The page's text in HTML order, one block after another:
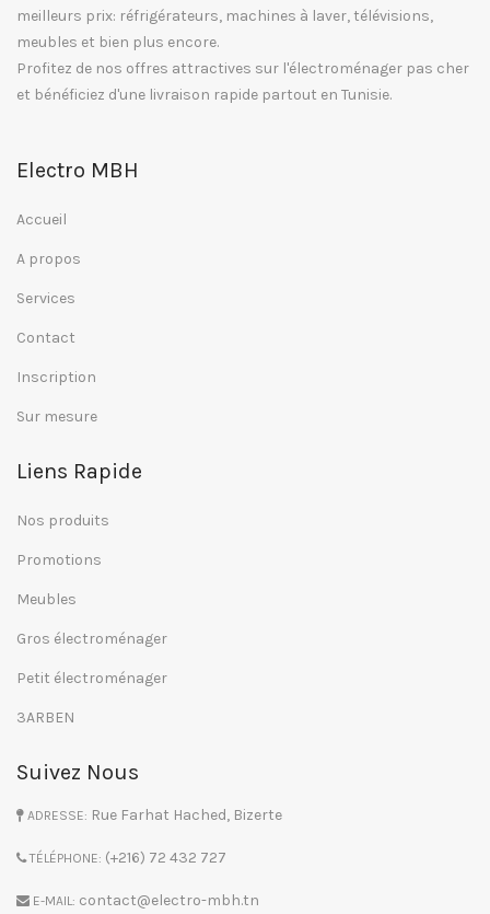
meilleurs prix: réfrigérateurs, machines à laver, télévisions,
meubles et bien plus encore.
Profitez de nos offres attractives sur l'électroménager pas cher
et bénéficiez d'une livraison rapide partout en Tunisie.
Electro MBH
Accueil
A propos
Services
Contact
Inscription
Sur mesure
Liens Rapide
Nos produits
Promotions
Meubles
Gros électroménager
Petit électroménager
3ARBEN
Suivez Nous
ADRESSE: Rue Farhat Hached, Bizerte
TÉLÉPHONE: (+216) 72 432 727
E-MAIL: contact@electro-mbh.tn